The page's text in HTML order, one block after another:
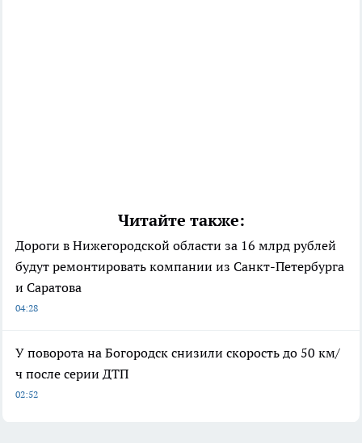
Читайте также:
Дороги в Нижегородской области за 16 млрд рублей
будут ремонтировать компании из Санкт-Петербурга
и Саратова
04:28
У поворота на Богородск снизили скорость до 50 км/
ч после серии ДТП
02:52